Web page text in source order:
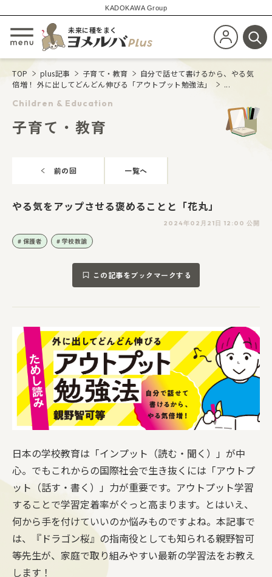
KADOKAWA Group
メニューを開閉する
未来に種をまく
新規会員登
検
TOP plus記事 子育て・教育
自分で話せて書けるから、やる気
倍増！ 外に出してどんどん伸びる「アウトプット勉強法」
...
Children & Education
子育て・教育
前の回 一覧へ
やる気をアップさせる褒めることと「花丸」
2024年02月21日 12:00 公開
保護者 学校教諭
この記事をブックマークする
日本の学校教育は「インプット（読む・聞く）」が中
心。でもこれからの国際社会で生き抜くには「アウトプ
ット（話す・書く）」力が重要です。アウトプット学習
することで学習定着率がぐっと高まります。とはいえ、
何から手を付けていいのか悩みものですよね。本記事で
は、『ドラゴン桜』の指南役としても知られる親野智可
等先生が、家庭で取り組みやすい最新の学習法をお教え
します！